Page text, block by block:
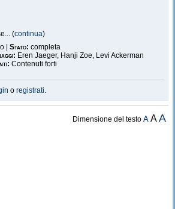
(continua)
| Stato: completa
Eren Jaeger, Hanji Zoe, Levi Ackerman
Contenuti forti
o registrati.
Dimensione del testoA AA